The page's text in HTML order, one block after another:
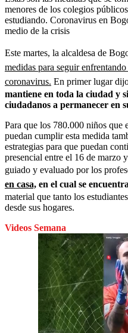
menores de los colegios
estudiando. Coronavirus en
medio de la crisis
Este martes, la alcaldesa de
medidas para seguir
coronavirus. En primer lugar
mantiene en toda la ciudad y
ciudadanos a permanecer en
Para que los 780.000 niños que
puedan cumplir esta medida
estrategias para que puedan
presencial entre el 16 de marzo
guiado y evaluado por los
en casa, en el cual se
material que tanto los
desde sus hogares.
Videos Semana